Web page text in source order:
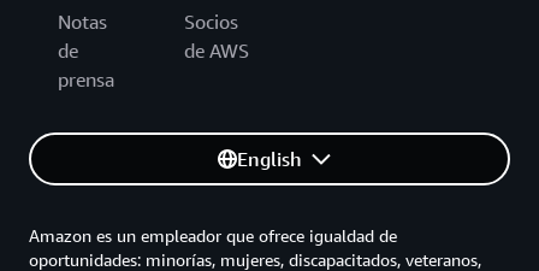
Notas
de
prensa
Socios
de AWS
English
Amazon es un empleador que ofrece igualdad de
oportunidades: minorías, mujeres, discapacitados, veteranos,